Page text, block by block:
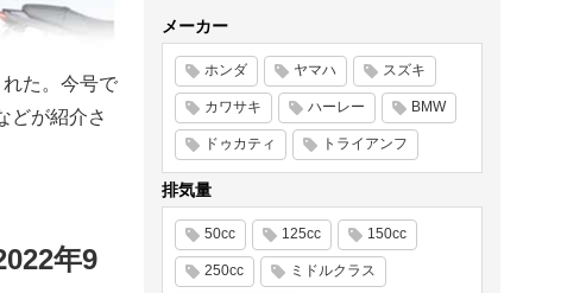
た。今号で
どが紹介さ
年9
メーカー
ホンダ ヤマハ スズキ
カワサキ ハーレー BMW
ドゥカティ トライアンフ
排気量
50cc 125cc 150cc
250cc ミドルクラス